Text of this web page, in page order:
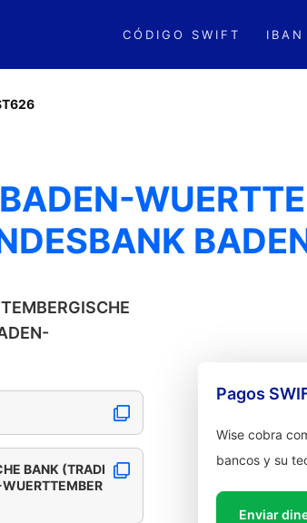
CÓDIGO SWIFT IBAN
BANK (TRADI
Pagos
Wise cobra
bancos y su
Enviar